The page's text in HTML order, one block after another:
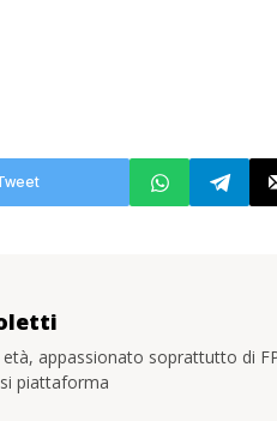
appassionato soprattutto di
piattaforma